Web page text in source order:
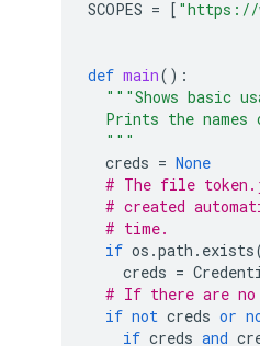
SCOPES = [ "https://
def main():
"""Shows basic
Prints the names
  """
creds = None
# The file
# created
# time.
if os .path . exists
creds =
# If there are
if not creds or
if creds and